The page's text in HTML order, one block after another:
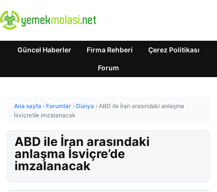
Güncel Haberler Firma Rehberi Çerez Politikası
Forum
Ana sayfa › Forumlar › Dünya › ABD ile İran arasındaki anlaşma
İsviçre’de imzalanacak
ABD ile İran arasındaki
anlaşma İsviçre’de
imzalanacak